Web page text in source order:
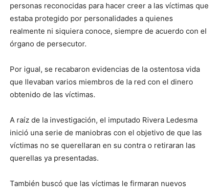
personas reconocidas para hacer creer a las víctimas que
estaba protegido por personalidades a quienes
realmente ni siquiera conoce, siempre de acuerdo con el
órgano de persecutor.
Por igual, se recabaron evidencias de la ostentosa vida
que llevaban varios miembros de la red con el dinero
obtenido de las víctimas.
A raíz de la investigación, el imputado Rivera Ledesma
inició una serie de maniobras con el objetivo de que las
víctimas no se querellaran en su contra o retiraran las
querellas ya presentadas.
También buscó que las víctimas le firmaran nuevos